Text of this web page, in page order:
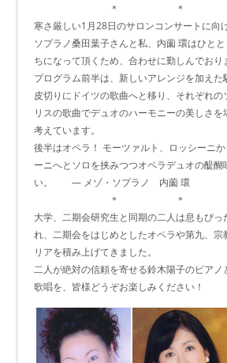
＊ ＊
寒さ厳しい1月28日のサロンコンサートに向
ソプラノ桑田葉子さんと私、内薗 環はひと
ちになって頂くため、合わせに勤しんでおり
プログラム前半は、新しいアレンジを加え
皮切りにドイツの歌曲へと移り、それぞれ
リスの歌曲でデュオのハーモニーの美しさを
考えています。
後半はオペラ！ モーツァルト、ロッシーニ
ーニへとソロを挟みつつオペラデュオの醍醐
い。 ― メゾ・ソプラノ 内薗 環
＊ ＊
大学、二期会研究生と同期の二人は息もぴ
れ、二期会をはじめとしたオペラや第九、宗
リアを積み上げてきました。
二人が絶対の信頼を寄せる鈴木陽子のピア
歌唱を、皆様どうぞお楽しみください！